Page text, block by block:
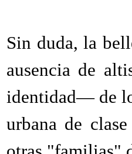
Sin duda, la
ausencia de
identidad— de
urbana de